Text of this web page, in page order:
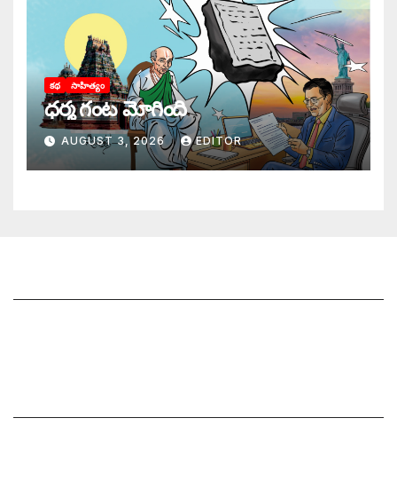
కథ సాహిత్యం
ధర్మ గంట మోగింది
AUGUST 3, 2026 EDITOR